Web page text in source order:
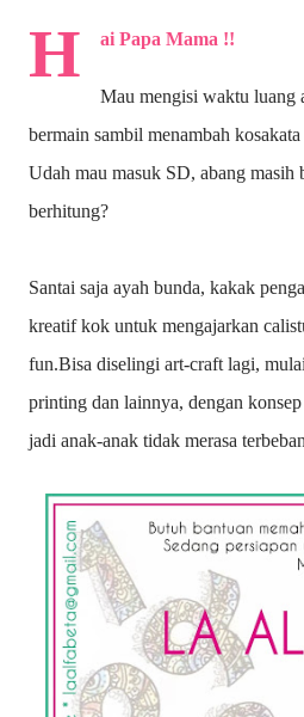
H ai Papa Mama !!
Mau mengisi waktu luang
bermain sambil menambah kosakata
Udah mau masuk SD, abang masih
berhitung?
Santai saja ayah bunda, kakak
kreatif kok untuk mengajarkan
fun.Bisa diselingi art-craft lagi,
printing dan lainnya, dengan
jadi anak-anak tidak merasa